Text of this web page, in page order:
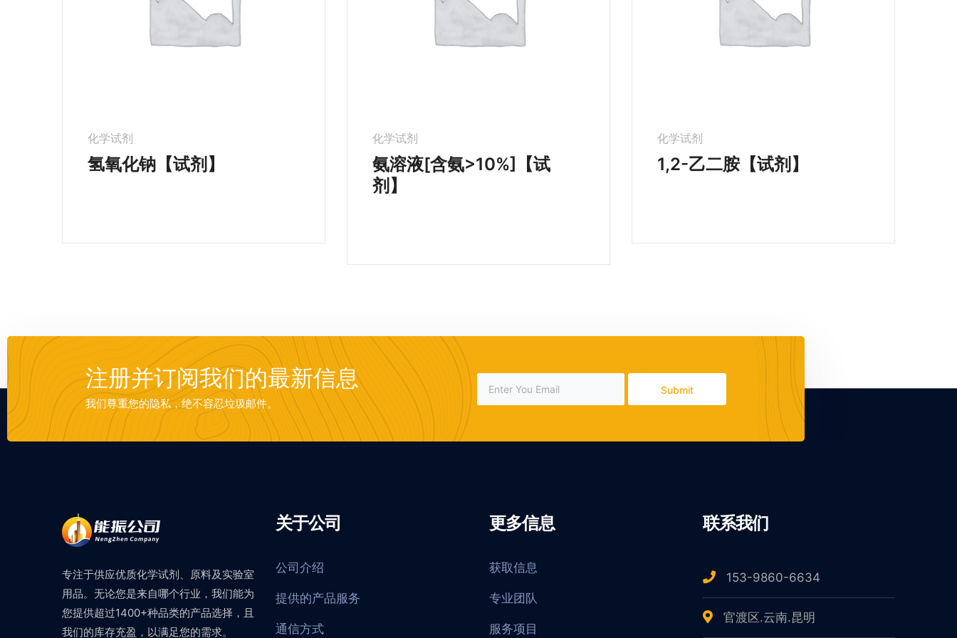
化学试剂
氢氧化钠【试剂】
化学试剂
氨溶液[含氨>10%]【试
剂】
化学试剂
1,2-乙二胺【试剂】
注册并订阅我们的最新信息
我们尊重您的隐私，绝不容忍垃圾邮件。
Submit
专注于供应优质化学试剂、原料及实验室
用品。无论您是来自哪个行业，我们能为
您提供超过1400+种品类的产品选择，且
我们的库存充盈，以满足您的需求。
关于公司
公司介绍
提供的产品服务
通信方式
更多信息
获取信息
专业团队
服务项目
联系我们
153-9860-6634
官渡区.云南.昆明